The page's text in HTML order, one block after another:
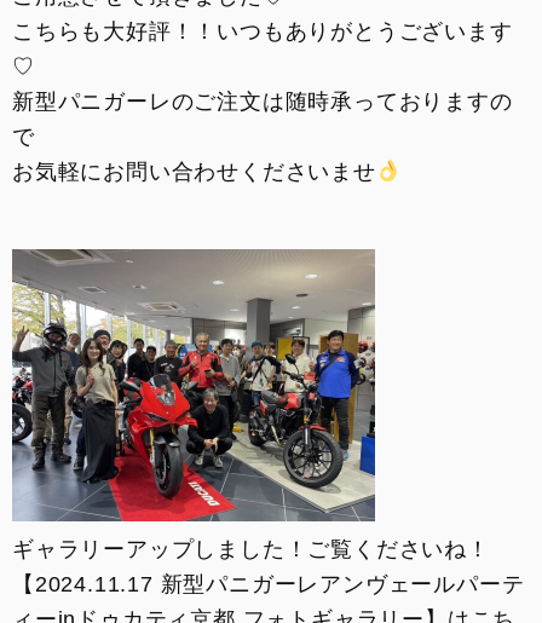
こちらも大好評！！いつもありがとうございます
♡
新型パニガーレのご注文は随時承っておりますの
で
お気軽にお問い合わせくださいませ
ギャラリーアップしました！ご覧くださいね！
【2024.11.17 新型パニガーレアンヴェールパーテ